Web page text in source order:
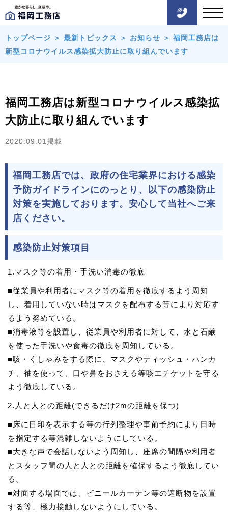
トップページ ＞ 最新トピックス ＞ お知らせ ＞ 福岡工務店は
新型コロナウイルス感染拡大防止に取り組んでいます
福岡工務店は新型コロナウイルス感染拡
大防止に取り組んでいます
2020.09.01掲載
福岡工務店では、政府の住宅業界における感染
予防ガイドラインにのっとり、以下の感染防止
対策を実施しております。安心して当社へご来
店ください。
感染防止対策項目
1.マスク等の着用・手洗い消毒の徹底
■従業員や利用者にマスク等の着用を徹底するよう周知
し、着用していない時はマスクを配布する等により対応す
るよう努めている。
■消毒液等を設置し、従業員や利用者に対して、水と石鹸
を使った手洗いや食毒の徹底を周知している。
■咳・くしゃみをする際に、マスクやティッシュ・ハンカ
チ、袖を使って、口や鼻をおさえる等咳エチケットを守る
よう徹底している。
2.人と人との距離(できるだけ2mの距離を保つ)
■床に目印を表示する等の行列整理や事前予約により日時
を指定する等混雑しないようにしている。
■大きな声で会話しないよう周知し、座席の間隔や利用者
とスタッフ間の人と人との距離を確保するよう徹底してい
る。
■対面する場面では、ビニールカーテン等の遮断物を設置
する等、極力接触しないようにしている。